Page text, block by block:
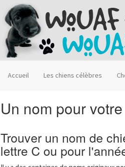
Accueil Les chiens célèbres
Un nom pour
Trouver un nom de
lettre C ou pour